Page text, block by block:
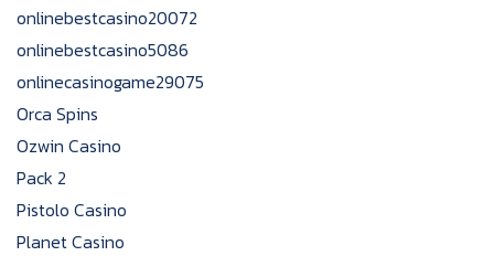
onlinebestcasino20072
onlinebestcasino5086
onlinecasinogame29075
Orca Spins
Ozwin Casino
Pack 2
Pistolo Casino
Planet Casino